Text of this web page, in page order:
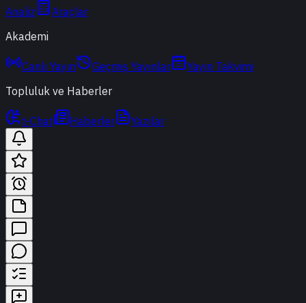
Analiz
Araçlar
Akademi
Canlı Yayın Geçmiş Yayınlar
Yayın Takvimi
Topluluk ve Haberler
t-Chat Haberler Yazılar